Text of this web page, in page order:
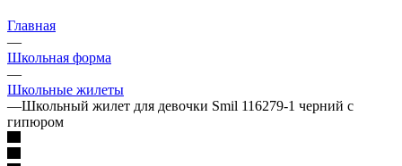
Главная
—
Школьная форма
—
Школьные жилеты
—Школьный жилет для девочки Smil 116279-1 черний с
гипюром